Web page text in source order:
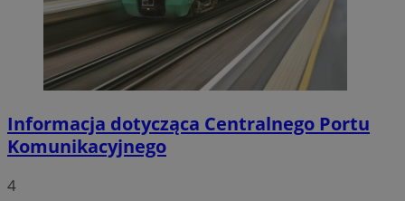
Informacja dotycząca Centralnego Portu
Komunikacyjnego
4